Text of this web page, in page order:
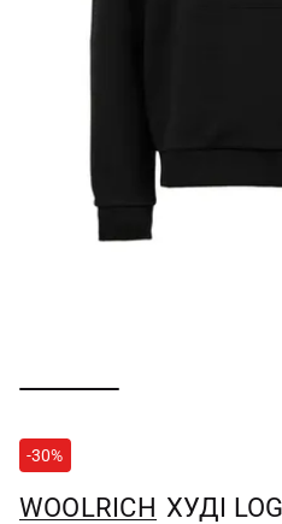
-30%
WOOLRICH ХУДІ